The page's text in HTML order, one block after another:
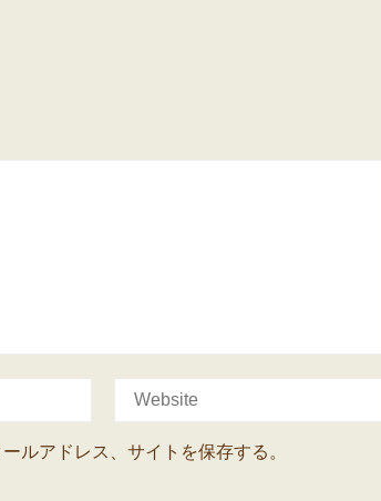
ルアドレス、サイトを保存する。